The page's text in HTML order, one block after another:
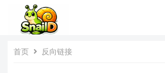
首页 反向链接